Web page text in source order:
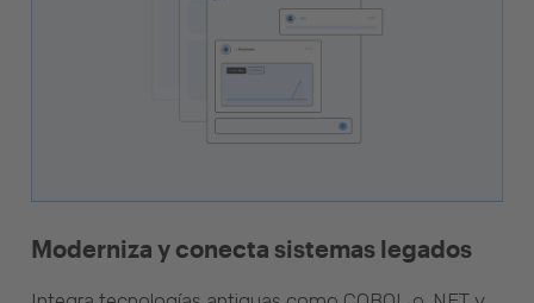
Moderniza y conecta sistemas legados